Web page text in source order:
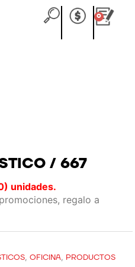
0
Carrito
/ 667
unidades.
regalo a
,OFICINA, PRODUCTOS